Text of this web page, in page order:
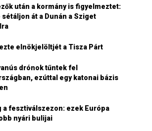
után a kormány is figyelmeztet:
sétáljon át a Dunán a Sziget
elnökjelöltjét a Tisza Párt
drónok tűntek fel
ezúttal egy katonai bázis
a fesztiválszezon: ezek Európa
nyári bulijai